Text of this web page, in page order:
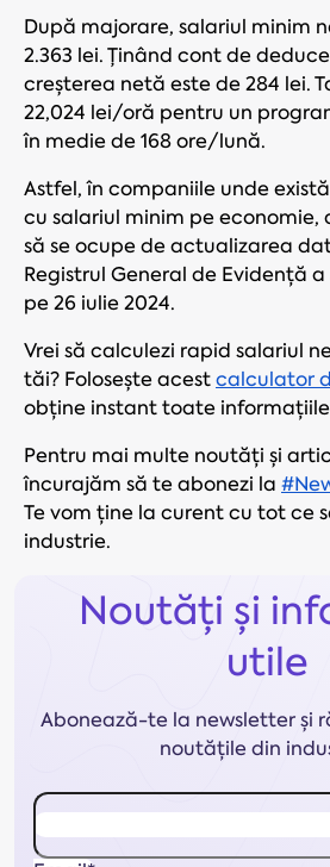
După majorare, salariul minim
2.363 lei. Ținând cont de
creșterea netă este de 284 lei.
22,024 lei/oră pentru un
în medie de 168 ore/lună.
Astfel, în companiile unde
cu salariul minim pe
să se ocupe de actualizarea
Registrul General de Evidență
pe 26 iulie 2024.
Vrei să calculezi rapid salariul
tăi? Folosește acestcalculator
obține instant toate
Pentru mai multe noutăți și
încurajăm să te abonezi la
Te vom ține la curent cu tot ce
industrie.
Noutăți și
utile
Abonează-te la newsletter și
noutățile din